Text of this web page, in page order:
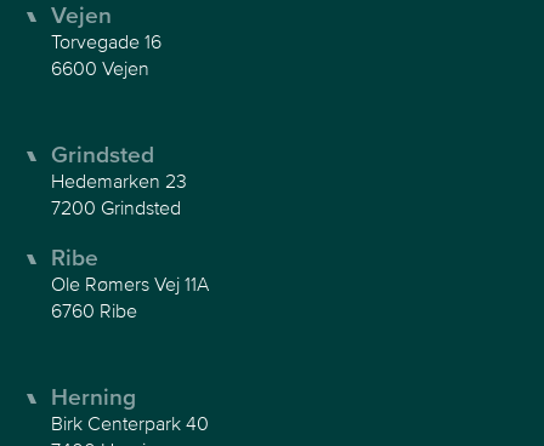
Vejen
Torvegade 16
6600 Vejen
Grindsted
Hedemarken 23
7200 Grindsted
Ribe
Ole Rømers Vej 11A
6760 Ribe
Herning
Birk Centerpark 40